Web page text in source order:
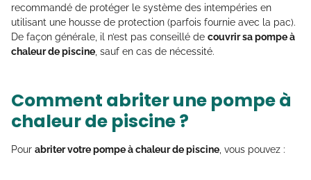
recommandé de protéger le système des intempéries en
utilisant une housse de protection (parfois fournie avec la pac).
De façon générale, il n’est pas conseillé de couvrir sa pompe à
chaleur de piscine, sauf en cas de nécessité.
Comment abriter une pompe à
chaleur de piscine ?
Pour abriter votre pompe à chaleur de piscine, vous pouvez :